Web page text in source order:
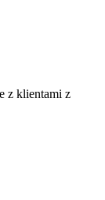
z klientami z